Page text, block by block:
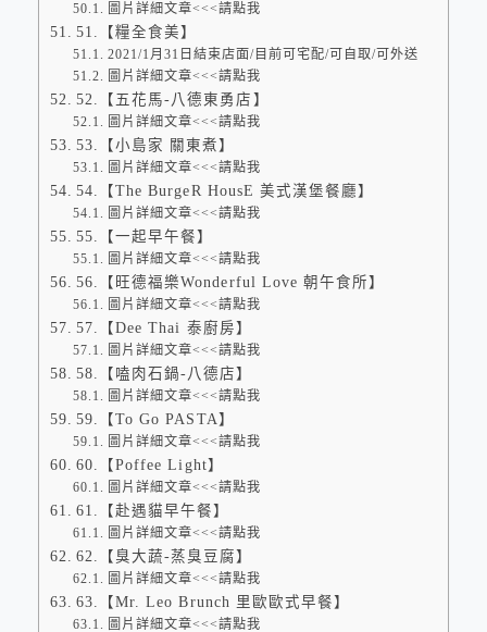
圖片詳細文章<<<請點我
51.【糧全食美】
2021/1月31日結束店面/目前可宅配/可自取/可外送
圖片詳細文章<<<請點我
52.【五花馬-八德東勇店】
圖片詳細文章<<<請點我
53.【小島家 關東煮】
圖片詳細文章<<<請點我
54.【The BurgeR HousE 美式漢堡餐廳】
圖片詳細文章<<<請點我
55.【一起早午餐】
圖片詳細文章<<<請點我
56.【旺德福樂Wonderful Love 朝午食所】
圖片詳細文章<<<請點我
57.【Dee Thai 泰廚房】
圖片詳細文章<<<請點我
58.【嗑肉石鍋-八德店】
圖片詳細文章<<<請點我
59.【To Go PASTA】
圖片詳細文章<<<請點我
60.【Poffee Light】
圖片詳細文章<<<請點我
61.【赴遇貓早午餐】
圖片詳細文章<<<請點我
62.【臭大蔬-蒸臭豆腐】
圖片詳細文章<<<請點我
63.【Mr. Leo Brunch 里歐歐式早餐】
圖片詳細文章<<<請點我